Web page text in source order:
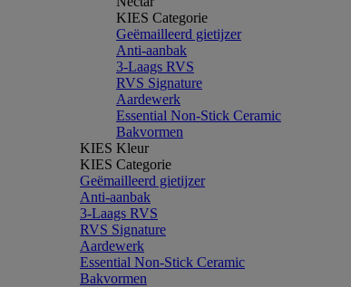
KIES Categorie
Geëmailleerd gietijzer
Anti-aanbak
3-Laags RVS
RVS Signature
Aardewerk
Essential Non-Stick Ceramic
Bakvormen
KIES Kleur
KIES Categorie
Geëmailleerd gietijzer
Anti-aanbak
3-Laags RVS
RVS Signature
Aardewerk
Essential Non-Stick Ceramic
Bakvormen